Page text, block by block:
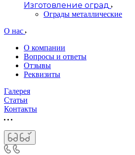
Изготовление оград
Ограды металлические
О нас
О компании
Вопросы и ответы
Отзывы
Реквизиты
Галерея
Статьи
Контакты